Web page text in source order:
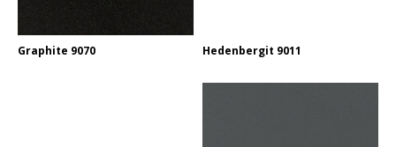
Graphite 9070 Hedenbergit 9011